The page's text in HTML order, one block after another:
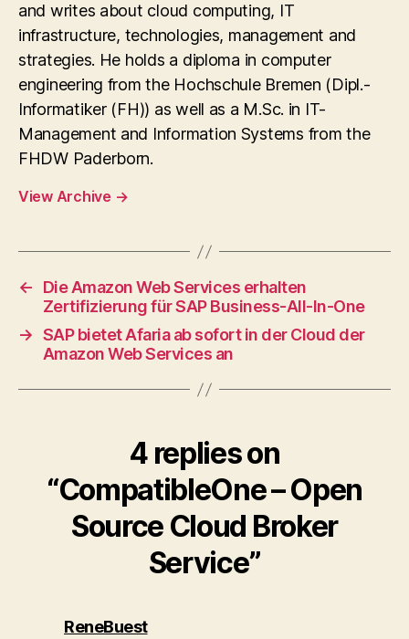
and writes about cloud computing, IT
infrastructure, technologies, management and
strategies. He holds a diploma in computer
engineering from the Hochschule Bremen (Dipl.-
Informatiker (FH)) as well as a M.Sc. in IT-
Management and Information Systems from the
FHDW Paderborn.
View Archive →
←
Die Amazon Web Services erhalten
Zertifizierung für SAP Business-All-In-One
→ SAP bietet Afaria ab sofort in der Cloud der
Amazon Web Services an
4 replies on
“CompatibleOne – Open
Source Cloud Broker
Service”
ReneBuestsays: